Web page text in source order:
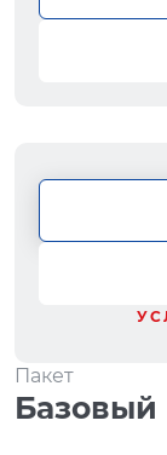
Пакет
Базовый